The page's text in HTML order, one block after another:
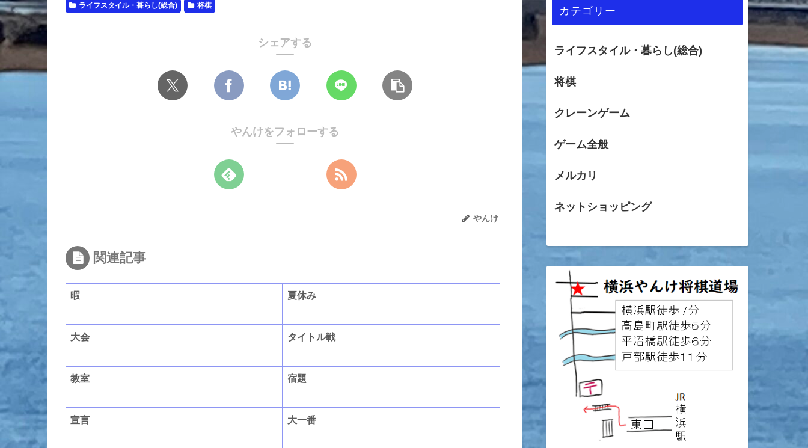
ライフスタイル・暮らし(総合) 将棋
シェアする
やんけをフォローする
やんけ
関連記事
暇 夏休み
大会 タイトル戦
教室 宿題
宣言 大一番
カテゴリー
ライフスタイル・暮らし(総合)
将棋
クレーンゲーム
ゲーム全般
メルカリ
ネットショッピング